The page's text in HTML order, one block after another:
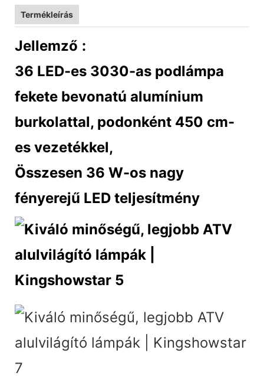
Termékleírás
Jellemző :
36 LED-es 3030-as podlámpa
fekete bevonatú alumínium
burkolattal, podonként 450 cm-
es vezetékkel,
Összesen 36 W-os nagy
fényerejű LED teljesítmény